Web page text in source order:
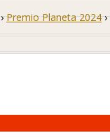
› Premio Planeta 2024 ›